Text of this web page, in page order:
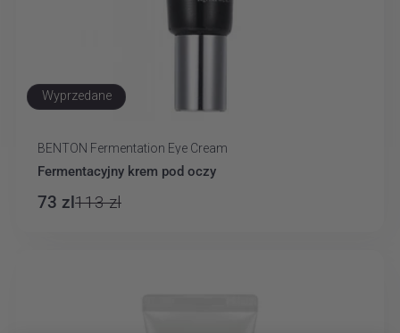
Wyprzedane
Dostawca:
BENTON Fermentation Eye Cream
Fermentacyjny krem pod oczy
113 zl
73 zl